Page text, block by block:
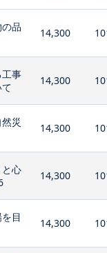
品
14,300
工事
14,300
災
14,300
と心
14,300
目
14,300